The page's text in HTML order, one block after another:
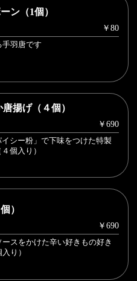
ン（1個）
￥80
羽唐です
揚げ（４個）
￥690
イシー粉」で下味をつけた特製
個入り）
）
￥690
スをかけた辛い好きもの好き
り）